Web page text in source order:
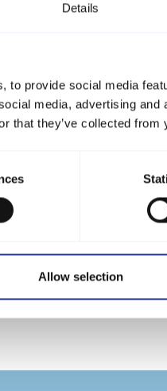
Details
to provide social media
media, advertising
that they’ve collected
Allow selection
maksimere
behandler din
i Thy, på Thyholm eller
af din udlejning her.
skal du blot
78 79 77 76 eller